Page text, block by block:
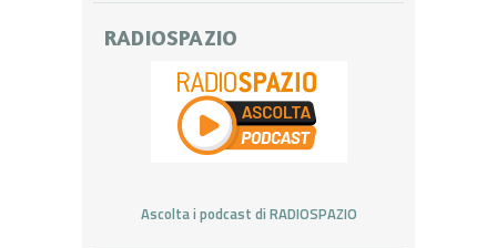
RADIOSPAZIO
Ascolta i podcast di RADIOSPAZIO